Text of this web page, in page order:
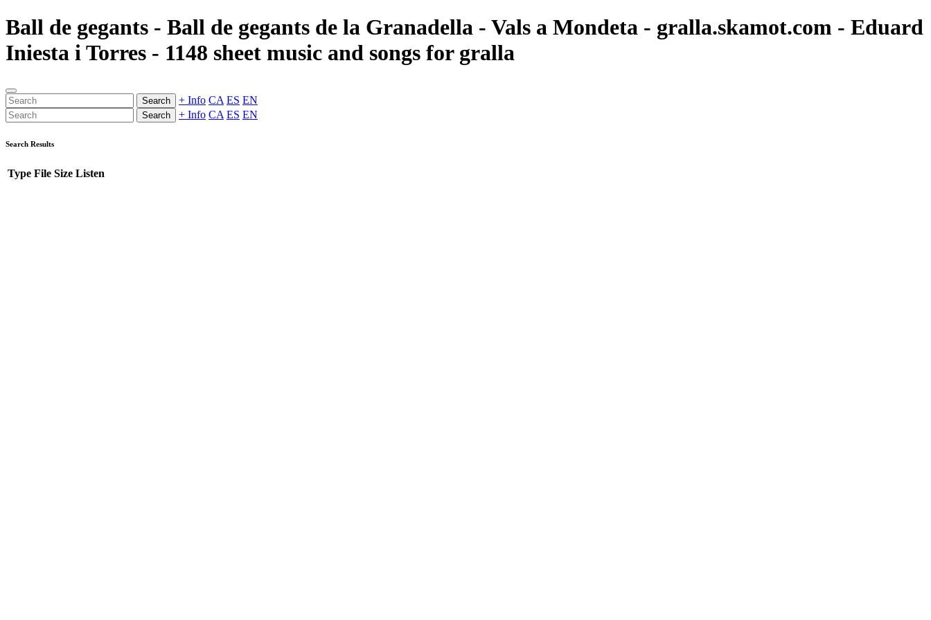
Ball de gegants - Ball de gegants de la Granadella - Vals a Mondeta - gralla.skamot.com - Eduard
Iniesta i Torres - 1148 sheet music and songs for gralla
Search + Info CA ES EN
Search + Info CA ES EN
Search Results
Type File Size Listen